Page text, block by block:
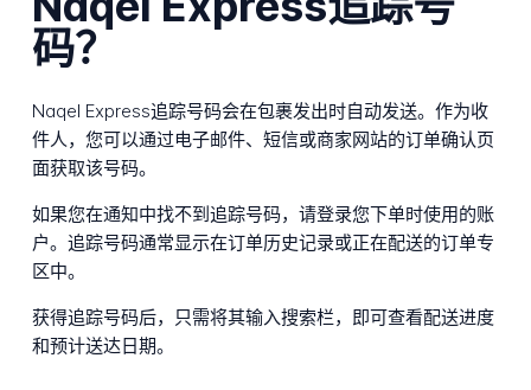
码？
Naqel Express追踪号码会在包裹发出时自动发送。作为收
件人，您可以通过电子邮件、短信或商家网站的订单确认页
面获取该号码。
如果您在通知中找不到追踪号码，请登录您下单时使用的账
户。追踪号码通常显示在订单历史记录或正在配送的订单专
区中。
获得追踪号码后，只需将其输入搜索栏，即可查看配送进度
和预计送达日期。